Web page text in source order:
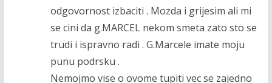
odgovornost izbaciti . Mozda i grijesim ali mi
se cini da g.MARCEL nekom smeta zato sto se
trudi i ispravno radi . G.Marcele imate moju
punu podrsku .
Nemojmo vise o ovome tupiti vec se zajedno